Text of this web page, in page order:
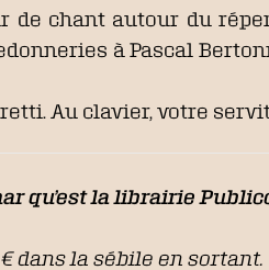
de chant autour du
à Pascal
Au clavier, votre
qu’est la librairie
dans la sébile en sortant.